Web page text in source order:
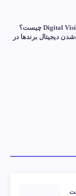
🎯 «Digital Visibility Optimization (DVO) چیست؟
دیجیتال برندها در
معرفی 7 شرکت